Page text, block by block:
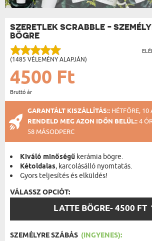
SZERETLEK SCRABBLE -
BÖGRE
(1485 VÉLEMÉNY ALAPJÁN)
4500 Ft
Bruttó ár
GARANTÁLT KISZÁLLÍTÁS:: HÉTFŐRE, 10
RENDELD MEG AZON IDŐN BELÜL::4
57 MÁSODPERC
Kiváló minőségű kerámia bögre.
Kétoldalas, karcolásálló nyomtatás.
Gyors teljesítés és elküldés!
VÁLASSZ OPCIÓT:
LATTE BÖGRE- 4500 FT
SZEMÉLYRE SZÁBÁS (INGYENES):